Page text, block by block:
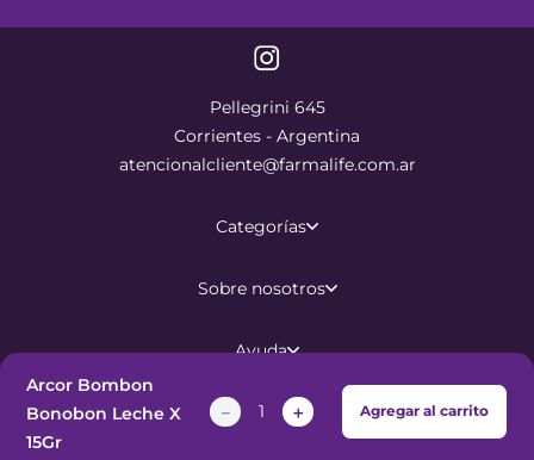
Arcor Bombon
Bonobon Leche X
15Gr
＋
－ Agregar al carrito
Pellegrini 645
Corrientes - Argentina
atencionalcliente@farmalife.com.ar
Categorías
Sobre nosotros
Ayuda
reservados